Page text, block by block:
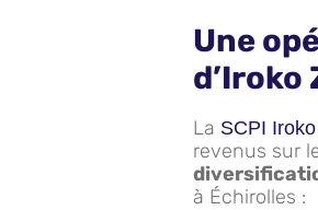
Une
d’Iroko
La SCPI
revenus sur
à Échirolles :